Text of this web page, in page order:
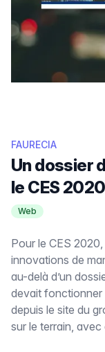
FAURECIA
Un dossier
le CES 2020
Web
Pour le CES
innovations de
au-delà d’un
devait fonctionner
depuis le site du
sur le terrain,